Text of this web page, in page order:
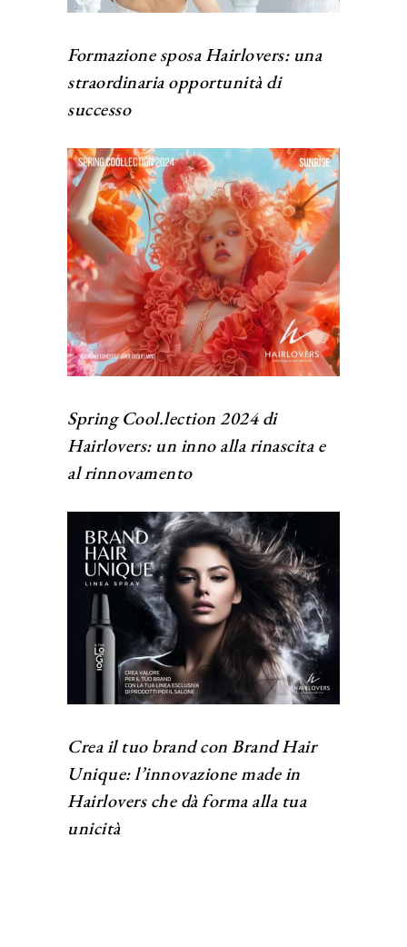
Formazione sposa Hairlovers: una
straordinaria opportunità di
successo
Spring Cool.lection 2024 di
Hairlovers: un inno alla rinascita e
al rinnovamento
Crea il tuo brand con Brand Hair
Unique: l’innovazione made in
Hairlovers che dà forma alla tua
unicità